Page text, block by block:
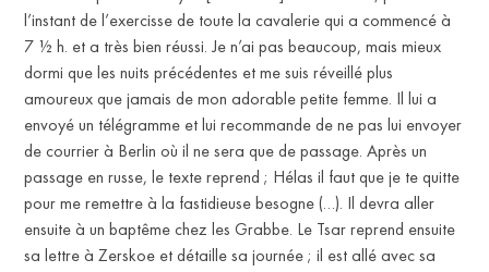
l’instant de l’exercisse de toute la cavalerie qui a commencé à
7 ½ h. et a très bien réussi. Je n’ai pas beaucoup, mais mieux
dormi que les nuits précédentes et me suis réveillé plus
amoureux que jamais de mon adorable petite femme. Il lui a
envoyé un télégramme et lui recommande de ne pas lui envoyer
de courrier à Berlin où il ne sera que de passage. Après un
passage en russe, le texte reprend ; Hélas il faut que je te quitte
pour me remettre à la fastidieuse besogne (…). Il devra aller
ensuite à un baptême chez les Grabbe. Le Tsar reprend ensuite
sa lettre à Zerskoe et détaille sa journée ; il est allé avec sa